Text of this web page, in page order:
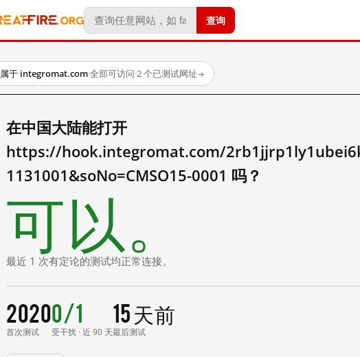
查询
属于 integromat.com·全部可访问·2 个已测试网址→
在中国大陆能打开
https://hook.integromat.com/
1131001&soNo=CMSO15-0001 吗？
可以。
最近 1 次有定论的测试均正常连接。
2020
首次测试
0/1
受干扰 · 近 90 天
15 天前
最后测试